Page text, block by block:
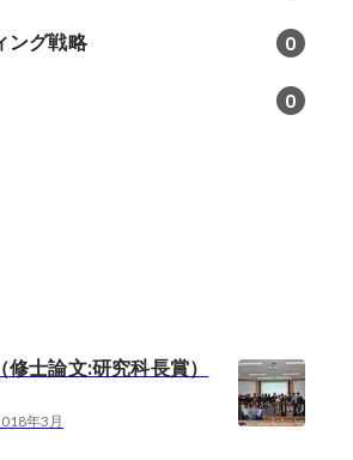
ング戦略 0
0
士論文:研究科長賞）
年3月